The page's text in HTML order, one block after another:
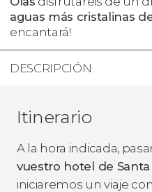
aguas más cristalinas
encantará!
DESCRIPCIÓN
Itinerario
A la hora indicada,
vuestro hotel de Santa
iniciaremos un viaje